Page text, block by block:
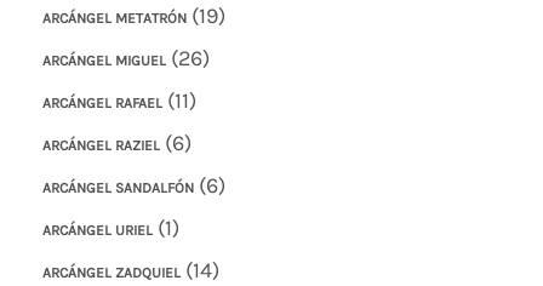
ARCÁNGEL METATRÓN (19)
ARCÁNGEL MIGUEL (26)
ARCÁNGEL RAFAEL (11)
ARCÁNGEL RAZIEL (6)
ARCÁNGEL SANDALFÓN (6)
ARCÁNGEL URIEL (1)
ARCÁNGEL ZADQUIEL (14)